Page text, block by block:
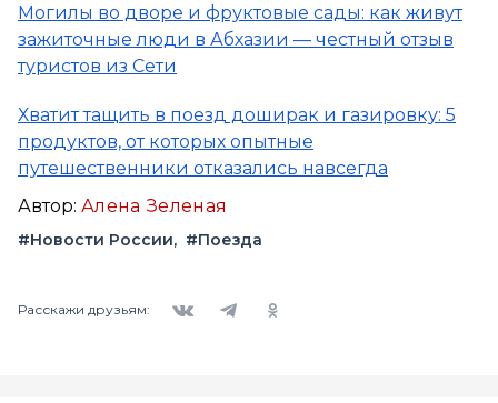
Могилы во дворе и фруктовые сады: как живут
зажиточные люди в Абхазии — честный отзыв
туристов из Сети
Хватит тащить в поезд доширак и газировку: 5
продуктов, от которых опытные
путешественники отказались навсегда
Автор: Алена Зеленая
#Новости России #Поезда
Расскажи друзьям: